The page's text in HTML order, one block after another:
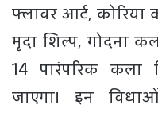
फ्लावर आर्ट, कोरिया
मृदा शिल्प, गोदना
14 पारंपरिक कला
जाएगा। इन